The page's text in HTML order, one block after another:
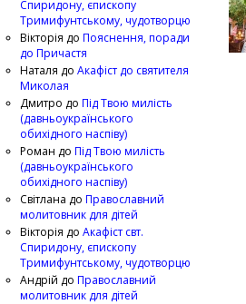
Спиридону, єпископу
Тримифунтському, чудотворцю
Вікторія до Пояснення, поради
до Причастя
Наталя до Акафіст до святителя
Миколая
Дмитро до Під Твою милість
(давньоукраїнського
обихідного наспіву)
Роман до Під Твою милість
(давньоукраїнського
обихідного наспіву)
Світлана до Православний
молитовник для дітей
Вікторія до Акафіст свт.
Спиридону, єпископу
Тримифунтському, чудотворцю
Андрій до Православний
молитовник для дітей